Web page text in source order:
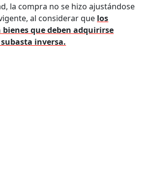
la compra no se hizo ajustándose
al considerar que los
que deben adquirirse
inversa.